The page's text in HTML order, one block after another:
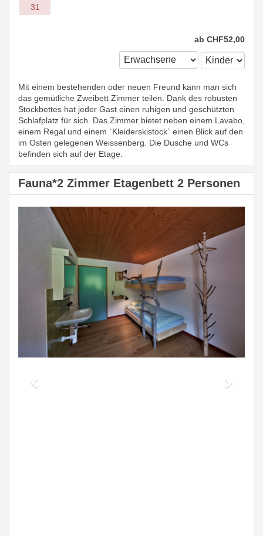
31
ab CHF52,00
Mit einem bestehenden oder neuen Freund kann man sich
das gemütliche Zweibett Zimmer teilen. Dank des robusten
Stockbettes hat jeder Gast einen ruhigen und geschützten
Schlafplatz für sich. Das Zimmer bietet neben einem Lavabo,
einem Regal und einem `Kleiderskistock` einen Blick auf den
im Osten gelegenen Weissenberg. Die Dusche und WCs
befinden sich auf der Etage.
Fauna*2 Zimmer Etagenbett 2 Personen
Previous Next